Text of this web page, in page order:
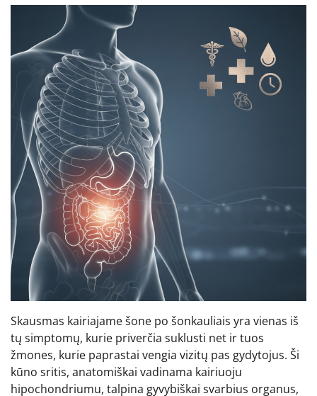
Skausmas kairiajame šone po šonkauliais yra vienas iš
tų simptomų, kurie priverčia suklusti net ir tuos
žmones, kurie paprastai vengia vizitų pas gydytojus. Ši
kūno sritis, anatomiškai vadinama kairiuoju
hipochondriumu, talpina gyvybiškai svarbius organus,